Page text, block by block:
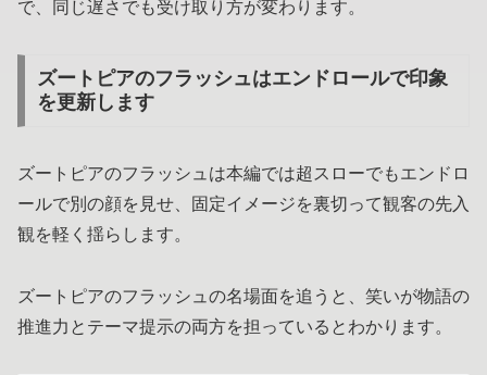
で、同じ遅さでも受け取り方が変わります。
ズートピアのフラッシュはエンドロールで印象
を更新します
ズートピアのフラッシュは本編では超スローでもエンドロ
ールで別の顔を見せ、固定イメージを裏切って観客の先入
観を軽く揺らします。
ズートピアのフラッシュの名場面を追うと、笑いが物語の
推進力とテーマ提示の両方を担っているとわかります。